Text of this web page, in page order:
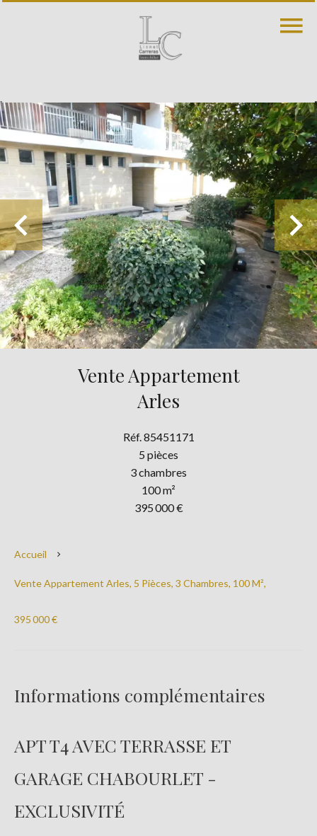
Vente Appartement
Arles
Réf. 85451171
5 pièces
3 chambres
100 m²
395 000 €
Accueil
Vente Appartement Arles, 5 Pièces, 3 Chambres, 100 M²,
395 000 €
Informations complémentaires
APT T4 AVEC TERRASSE ET
GARAGE CHABOURLET -
EXCLUSIVITÉ